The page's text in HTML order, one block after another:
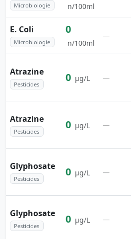
Microbiologie n/100ml
E. Coli
Microbiologie
0
n/100ml
—
Atrazine
Pesticides
0 µg/L —
Atrazine
Pesticides
0 µg/L —
Glyphosate
Pesticides
0 µg/L —
Glyphosate
Pesticides
0 µg/L —